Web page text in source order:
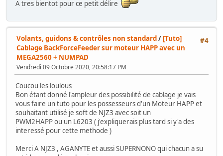
A tres bientot pour ce petit délire
#4
Volants, guidons & contrôles non standard/ [Tuto]
Cablage BackForceFeeder sur moteur HAPP avec un
MEGA2560 + NUMPAD
Vendredi 09 Octobre 2020, 20:58:17 PM
Coucou les loulous
Bon étant donné l'ampleur des possibilité de cablage je vais
vous faire un tuto pour les possesseurs d'un Moteur HAPP et
souhaitant utilisé je soft de NJZ3 avec soit un
PWM2HAPP ou un L6203 ( j'expliquerais plus tard si y'a des
interessé pour cette methode )
Merci A NJZ3 , AGANYTE et aussi SUPERNONO qui chacun a su